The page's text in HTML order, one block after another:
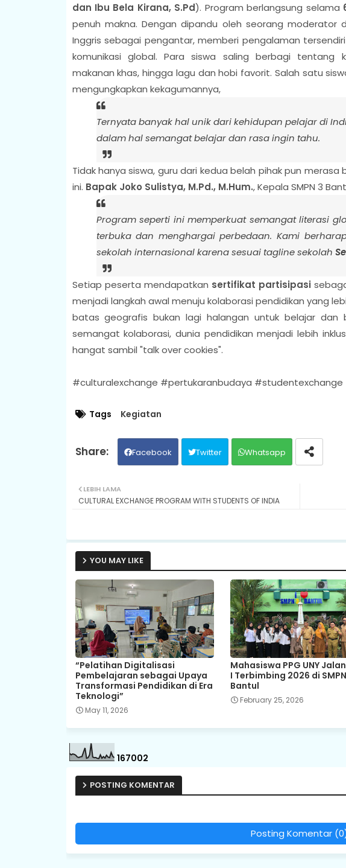
dan Ibu Bela Kirana, S.Pd). Program berlangsung selama
penuh makna. Dengan dipandu oleh seorang moderator
Inggris sebagai pengantar, memberi pengalaman
komunikasi global. Para siswa saling berbagi tentang
makanan khas, hingga lagu dan hobi favorit. Salah satu
mengungkapkan kekagumannya,
Ternyata banyak hal unik dari kehidupan pelajar di
dalam hal semangat belajar dan rasa ingin tahu.
Tidak hanya siswa, guru dari kedua belah pihak pun
ini. Bapak Joko Sulistya, M.Pd., M.Hum., Kepala SMPN 3
Program seperti ini memperkuat semangat literasi
terbuka dan menghargai perbedaan. Kami
sekolah internasional karena sesuai tagline sekolah
Setiap peserta mendapatkan sertifikat partisipasi
menjadi langkah awal menuju kolaborasi pendidikan yang
batas geografis bukan lagi halangan untuk belajar dan
semangat kolaborasi, dunia pendidikan menjadi lebih
hangat sambil "talk over cookies".
#culturalexchange #pertukaranbudaya #studentexchange
Tags Kegiatan
Facebook Twitter Whatsapp
LEBIH LAMA
CULTURAL EXCHANGE PROGRAM WITH STUDENTS OF INDIA
YOU MAY LIKE
“Pelatihan Digitalisasi
Pembelajaran sebagai Upaya
Transformasi Pendidikan di Era
Teknologi”
May 11, 2026
Mahasiswa PPG UNY
I Terbimbing 2026 di
Bantul
February 25, 2026
167002
POSTING KOMENTAR
Posting Komentar